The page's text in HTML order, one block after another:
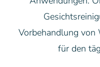
Vorbehandlung von
für den